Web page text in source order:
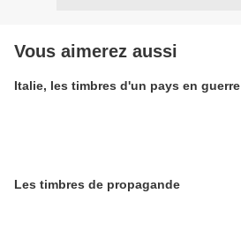
Vous aimerez aussi
Italie, les timbres d'un pays en guerre
Les timbres de propagande